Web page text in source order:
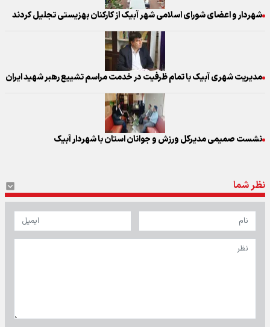
شهردار و اعضای شورای اسلامی شهر آبیک از کارکنان بهزیستی تجلیل کردند
مدیریت شهری آبیک با تمام ظرفیت در خدمت مراسم تشییع رهبر شهید ایران
نشست صمیمی مدیرکل ورزش و جوانان استان با شهردار آبیک
نظر شما